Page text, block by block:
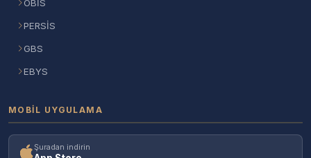
OBİS
PERSİS
GBS
EBYS
MOBIL UYGULAMA
Şuradan indirin